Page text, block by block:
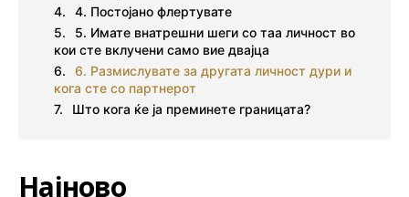
4. Постојано флертувате
5. Имате внатрешни шеги со таа личност во
кои сте вклучени само вие двајца
6. Размислувате за другата личност дури и
кога сте со партнерот
Што кога ќе ја преминете границата?
Најново